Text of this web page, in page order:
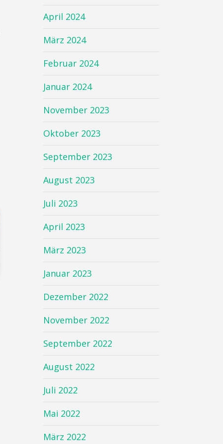
April 2024
März 2024
Februar 2024
Januar 2024
November 2023
Oktober 2023
September 2023
August 2023
Juli 2023
April 2023
März 2023
Januar 2023
Dezember 2022
November 2022
September 2022
August 2022
Juli 2022
Mai 2022
März 2022